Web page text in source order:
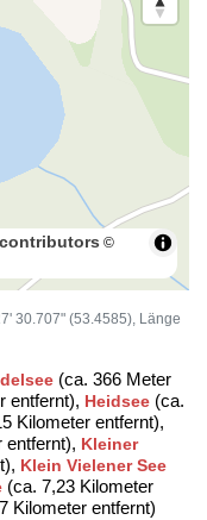
©
30.707" (53.4585), Länge
(ca. 366 Meter
entfernt), Heidsee (ca.
Kilometer entfernt),
entfernt), Kleiner
Klein Vielener See
(ca. 7,23 Kilometer
Kilometer entfernt)